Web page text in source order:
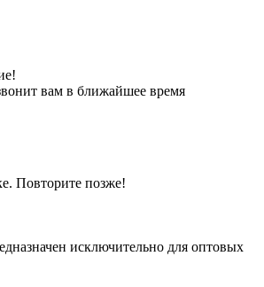
вам в ближайшее время
Повторите позже!
исключительно для оптовых